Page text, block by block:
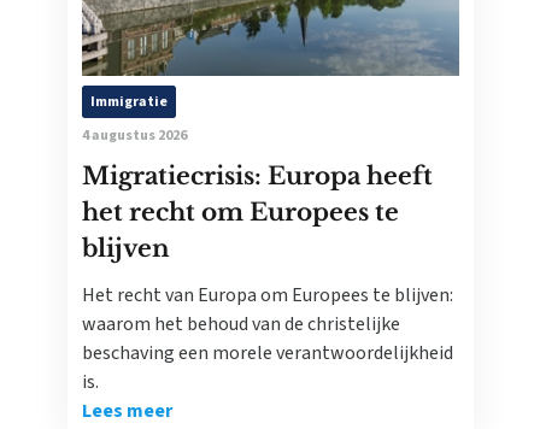
Immigratie
4 augustus 2026
Migratiecrisis: Europa heeft
het recht om Europees te
blijven
Het recht van Europa om Europees te blijven:
waarom het behoud van de christelijke
beschaving een morele verantwoordelijkheid
is.
Lees meer